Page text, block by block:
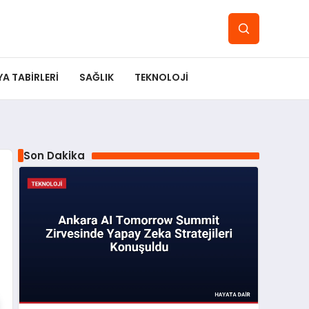
TABIRLERI SAĞLIK TEKNOLOJI
Son Dakika